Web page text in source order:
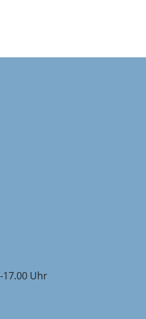
17.00 Uhr